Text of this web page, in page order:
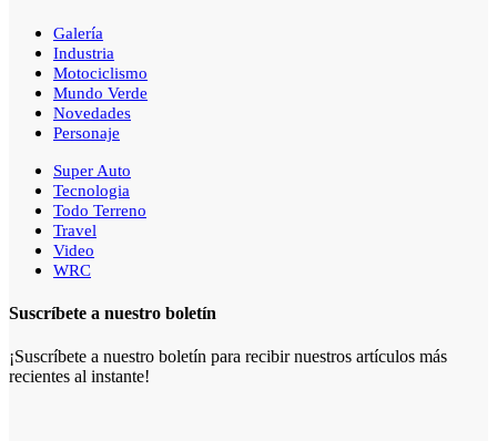
Galería
Industria
Motociclismo
Mundo Verde
Novedades
Personaje
Super Auto
Tecnologia
Todo Terreno
Travel
Video
WRC
Suscríbete a nuestro boletín
¡Suscríbete a nuestro boletín para recibir nuestros artículos más
recientes al instante!